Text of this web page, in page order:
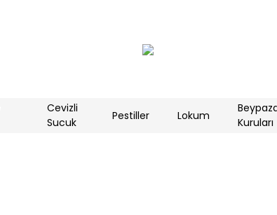
Cevizli
Sucuk
Pestiller Lokum
Kuruları